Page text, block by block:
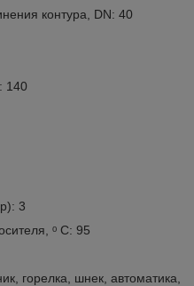
контура, DN: 40
140
3
ᵒ С: 95
горелка, шнек, автоматика,